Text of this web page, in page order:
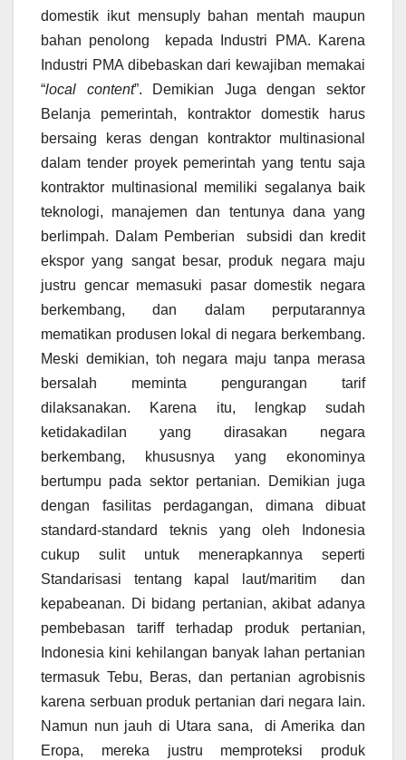
domestik ikut mensuply bahan mentah maupun
bahan penolong kepada Industri PMA. Karena
Industri PMA dibebaskan dari kewajiban memakai
“local content”. Demikian Juga dengan sektor
Belanja pemerintah, kontraktor domestik harus
bersaing keras dengan kontraktor multinasional
dalam tender proyek pemerintah yang tentu saja
kontraktor multinasional memiliki segalanya baik
teknologi, manajemen dan tentunya dana yang
berlimpah. Dalam Pemberian subsidi dan kredit
ekspor yang sangat besar, produk negara maju
justru gencar memasuki pasar domestik negara
berkembang, dan dalam perputarannya
mematikan produsen lokal di negara berkembang.
Meski demikian, toh negara maju tanpa merasa
bersalah meminta pengurangan tarif
dilaksanakan. Karena itu, lengkap sudah
ketidakadilan yang dirasakan negara
berkembang, khususnya yang ekonominya
bertumpu pada sektor pertanian. Demikian juga
dengan fasilitas perdagangan, dimana dibuat
standard-standard teknis yang oleh Indonesia
cukup sulit untuk menerapkannya seperti
Standarisasi tentang kapal laut/maritim dan
kepabeanan. Di bidang pertanian, akibat adanya
pembebasan tariff terhadap produk pertanian,
Indonesia kini kehilangan banyak lahan pertanian
termasuk Tebu, Beras, dan pertanian agrobisnis
karena serbuan produk pertanian dari negara lain.
Namun nun jauh di Utara sana, di Amerika dan
Eropa, mereka justru memproteksi produk